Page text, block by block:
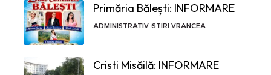
Primăria Bălești: INFORMARE
ADMINISTRATIV STIRI VRANCEA
Cristi Misăilă: INFORMARE